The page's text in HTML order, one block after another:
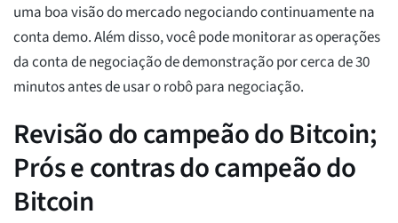
uma boa visão do mercado negociando continuamente na
conta demo. Além disso, você pode monitorar as operações
da conta de negociação de demonstração por cerca de 30
minutos antes de usar o robô para negociação.
Revisão do campeão do Bitcoin;
Prós e contras do campeão do
Bitcoin